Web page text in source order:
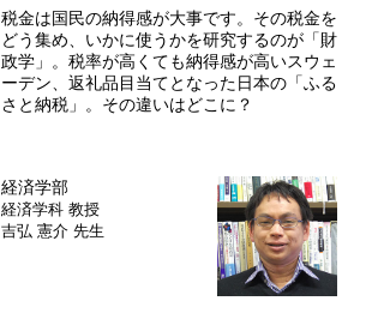
税金は国民の納得感が大事です。その税金を
どう集め、いかに使うかを研究するのが「財
政学」。税率が高くても納得感が高いスウェ
ーデン、返礼品目当てとなった日本の「ふる
さと納税」。その違いはどこに？
経済学部
経済学科 教授
吉弘 憲介 先生